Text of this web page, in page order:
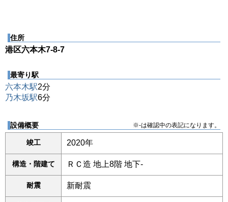
住所
港区六本木7-8-7
最寄り駅
六本木駅2分
乃木坂駅6分
設備概要 ※-は確認中の表記になります。
竣工 2020年
構造・階建て ＲＣ造 地上8階 地下-
耐震 新耐震